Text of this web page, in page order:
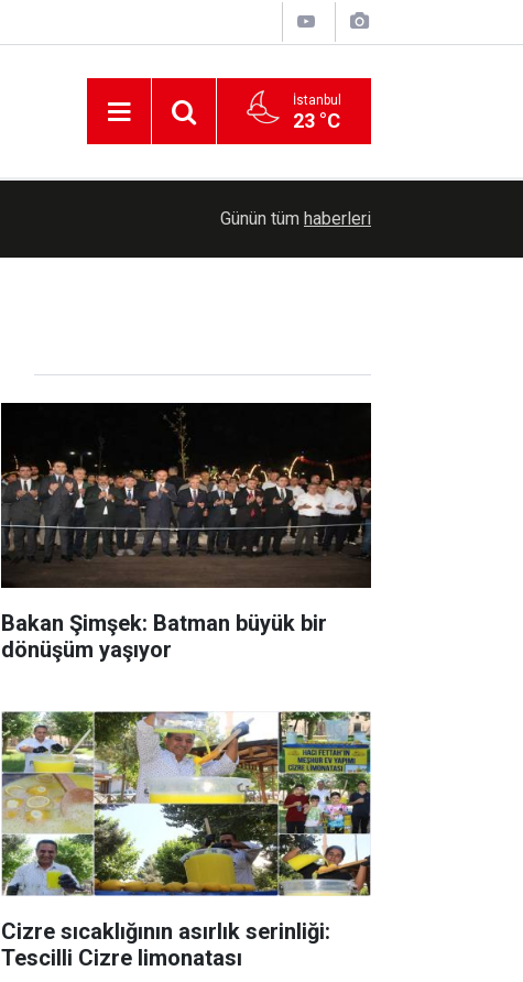
İstanbul
23 °C
Erzurum'da Bağımlılıkla Mücadele İl
Günün tüm haberleri
Bakan Şimşek: Batman büyük bir
dönüşüm yaşıyor
Cizre sıcaklığının asırlık serinliği:
Tescilli Cizre limonatası